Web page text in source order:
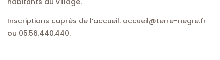
habitants du Village.
Inscriptions auprès de l’accueil: accueil@terre-negre.fr
ou 05.56.440.440.